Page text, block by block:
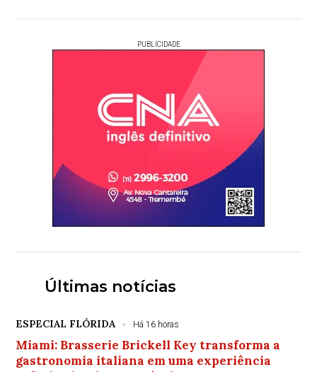
PUBLICIDADE
Últimas notícias
ESPECIAL FLÓRIDA Há 16 horas
Miami: Brasserie Brickell Key transforma a
gastronomia italiana em uma experiência